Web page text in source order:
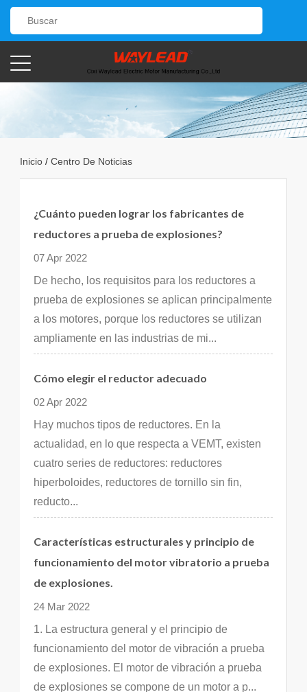
Inicio / Centro De Noticias
¿Cuánto pueden lograr los fabricantes de
reductores a prueba de explosiones?
07 Apr 2022
De hecho, los requisitos para los reductores a
prueba de explosiones se aplican principalmente
a los motores, porque los reductores se utilizan
ampliamente en las industrias de mi...
Cómo elegir el reductor adecuado
02 Apr 2022
Hay muchos tipos de reductores. En la
actualidad, en lo que respecta a VEMT, existen
cuatro series de reductores: reductores
hiperboloides, reductores de tornillo sin fin,
reducto...
Características estructurales y principio de
funcionamiento del motor vibratorio a prueba
de explosiones.
24 Mar 2022
1. La estructura general y el principio de
funcionamiento del motor de vibración a prueba
de explosiones. El motor de vibración a prueba
de explosiones se compone de un motor a p...